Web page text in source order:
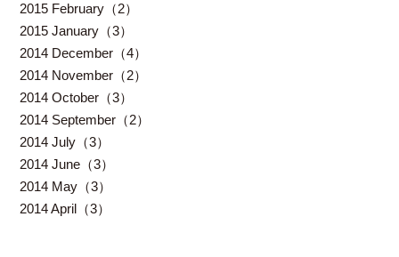
2015 February（2）
2015 January（3）
2014 December（4）
2014 November（2）
2014 October（3）
2014 September（2）
2014 July（3）
2014 June（3）
2014 May（3）
2014 April（3）